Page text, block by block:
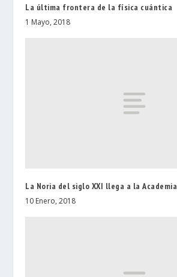
La última frontera de la física cuántica
1 Mayo, 2018
La Noria del siglo XXI llega a la Academia
10 Enero, 2018